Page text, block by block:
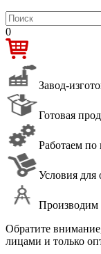
0
Завод-
Готовая
Работаем по
Условия для
Производим
Обратите
лицами и только